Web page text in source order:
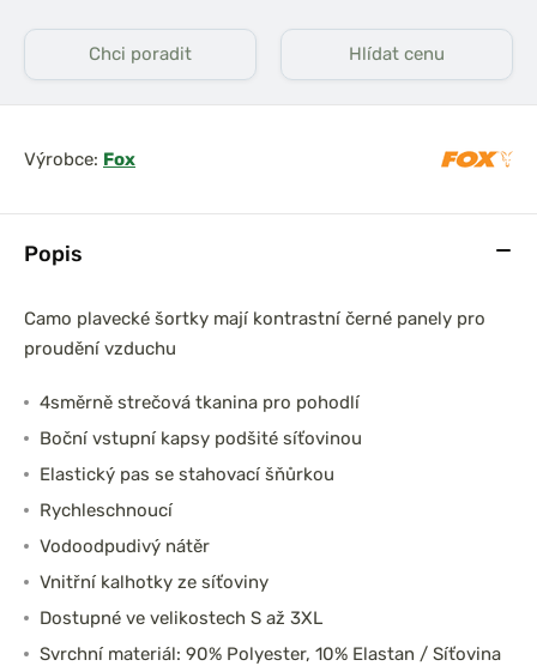
Popis
Camo plavecké šortky mají kontrastní černé panely pro
proudění vzduchu
4směrně strečová tkanina pro pohodlí
Boční vstupní kapsy podšité síťovinou
Elastický pas se stahovací šňůrkou
Rychleschnoucí
Vodoodpudivý nátěr
Vnitřní kalhotky ze síťoviny
Dostupné ve velikostech S až 3XL
Svrchní materiál: 90% Polyester, 10% Elastan / Síťovina
Chci poradit Hlídat cenu
Výrobce: Fox